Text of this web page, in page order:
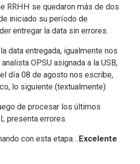
RRHH se quedaron más de dos
iniciado su período de
entregar la data sin errores.
data entregada, igualmente nos
OPSU asignada a la USB,
el día 08 de agosto nos escribe,
lo siguiente (textualmente):
de procesar los últimos
presenta errores.
con esta etapa...Excelente